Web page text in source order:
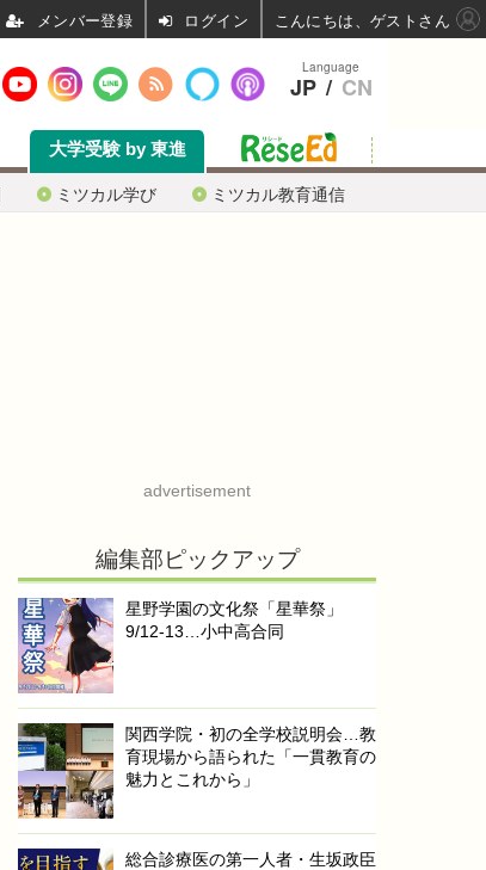
ミツカル学び ミツカル教育通信
大学受験 by 東進
advertisement
編集部ピックアップ
星野学園の文化祭「星華祭」
9/12-13…小中高合同
関西学院・初の全学校説明会…教
育現場から語られた「一貫教育の
魅力とこれから」
総合診療医の第一人者・生坂政臣
Language
JP / CN
ログイン こんにちは、ゲストさん